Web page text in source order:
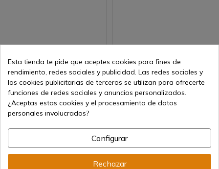
Ver producto
REF: 831557
Leatherman
Multiherramienta Leatherman
Rebar Acero Inox. Funda Nylon
Ver producto
REF: 831563
Leatherman
Multiherramienta Leatherman
Rebar Negro
Esta tienda te pide que aceptes cookies para fines de
rendimiento, redes sociales y publicidad. Las redes sociales y
las cookies publicitarias de terceros se utilizan para ofrecerte
funciones de redes sociales y anuncios personalizados.
¿Aceptas estas cookies y el procesamiento de datos
personales involucrados?
Configurar
Rechazar